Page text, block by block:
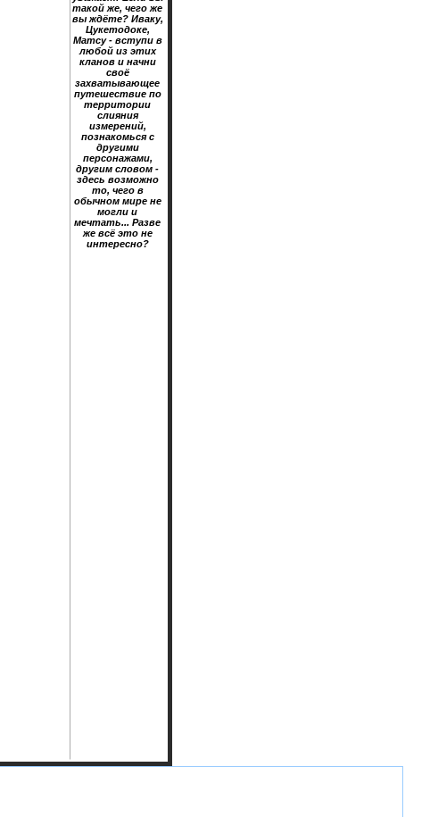
такой же, чего же
вы ждёте? Иваку,
Цукетодоке,
Матсу - вступи в
любой из этих
кланов и начни
своё
захватывающее
путешествие по
территории
слияния
измерений,
познакомься с
другими
персонажами,
другим словом -
здесь возможно
то, чего в
обычном мире не
могли и
мечтать... Разве
же всё это не
интересно?